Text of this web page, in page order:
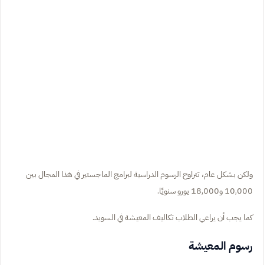
ولكن بشكل عام، تتراوح الرسوم الدراسية لبرامج الماجستير في هذا المجال بين
10,000 و18,000 يورو سنويًا.
كما يجب أن يراعي الطلاب تكاليف المعيشة في السويد.
رسوم المعيشة